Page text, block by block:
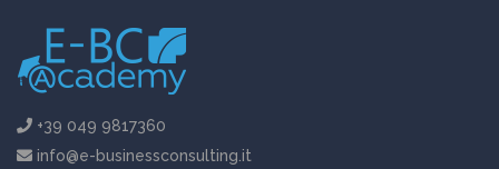
+39 049 9817360
info@e-businessconsulting.it